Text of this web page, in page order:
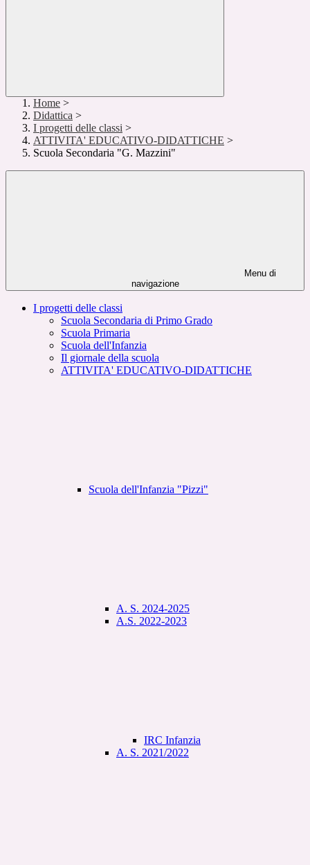
Home >
Didattica >
I progetti delle classi >
ATTIVITA' EDUCATIVO-DIDATTICHE >
Scuola Secondaria "G. Mazzini"
Menu di
navigazione
I progetti delle classi
Scuola Secondaria di Primo Grado
Scuola Primaria
Scuola dell'Infanzia
Il giornale della scuola
ATTIVITA' EDUCATIVO-DIDATTICHE
Scuola dell'Infanzia "Pizzi"
A. S. 2024-2025
A.S. 2022-2023
IRC Infanzia
A. S. 2021/2022